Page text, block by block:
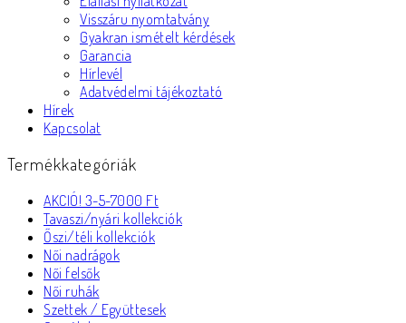
Visszáru nyomtatvány
Gyakran ismételt kérdések
Garancia
Hírlevél
Adatvédelmi tájékoztató
Hírek
Kapcsolat
Termékkategóriák
AKCIÓ! 3-5-7000 Ft
Tavaszi/nyári kollekciók
Őszi/téli kollekciók
Női nadrágok
Női felsők
Női ruhák
Szettek / Együttesek